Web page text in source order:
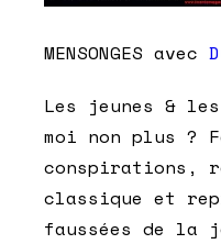
MENSONGES avec
Les jeunes &
moi non plus ?
conspirations,
classique et
faussées de la